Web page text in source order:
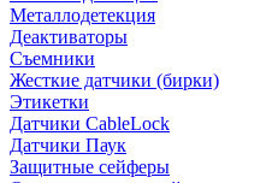
Металлодетекция
Деактиваторы
Съемники
Жесткие датчики (бирки)
Этикетки
Датчики CableLock
Датчики Паук
Защитные сейферы